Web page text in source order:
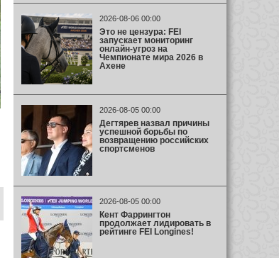
2026-08-06 00:00
Это не цензура: FEI
запускает мониторинг
онлайн-угроз на
Чемпионате мира 2026 в
Ахене
2026-08-05 00:00
Дегтярев назвал причины
успешной борьбы по
возвращению российских
спортсменов
2026-08-05 00:00
Кент Фаррингтон
продолжает лидировать в
рейтинге FEI Longines!